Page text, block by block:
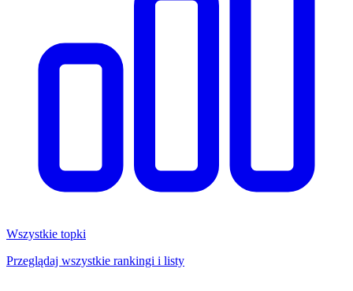
Wszystkie topki
Przeglądaj wszystkie rankingi i listy